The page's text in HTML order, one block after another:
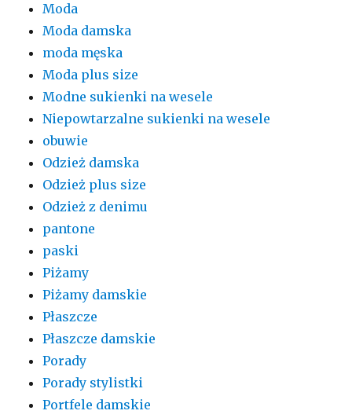
Moda
Moda damska
moda męska
Moda plus size
Modne sukienki na wesele
Niepowtarzalne sukienki na wesele
obuwie
Odzież damska
Odzież plus size
Odzież z denimu
pantone
paski
Piżamy
Piżamy damskie
Płaszcze
Płaszcze damskie
Porady
Porady stylistki
Portfele damskie